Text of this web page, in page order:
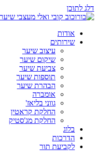
דלג לתוכן
אודות
שירותים
עיצוב שיער
שיקום שיער
צביעת שיער
תוספות שיער
הבהרת שיער
אומברה
גווני בליאז'
החלקת קראטין
החלקת מג'סטיק
בלוג
הדרכות
לקביעת תור